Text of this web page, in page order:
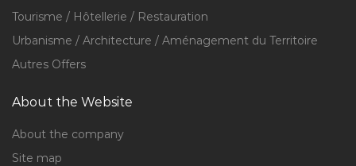
Tourisme / Hôtellerie / Restauration
Urbanisme / Architecture / Aménagement du Territoire
Autres Offers
About the Website
About the company
Site map